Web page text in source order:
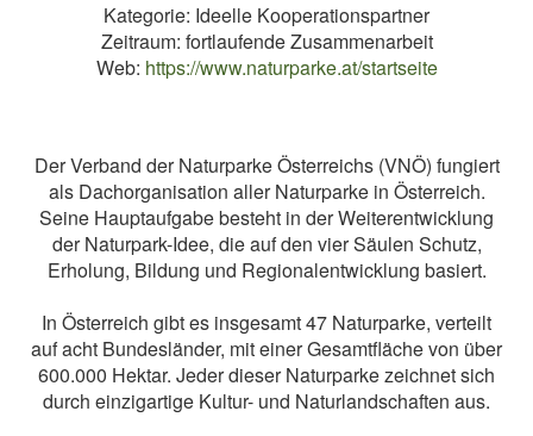
Kategorie: Ideelle Kooperationspartner
Zeitraum: fortlaufende Zusammenarbeit
Web: https://www.naturparke.at/startseite
Der Verband der Naturparke Österreichs (VNÖ) fungiert
als Dachorganisation aller Naturparke in Österreich.
Seine Hauptaufgabe besteht in der Weiterentwicklung
der Naturpark-Idee, die auf den vier Säulen Schutz,
Erholung, Bildung und Regionalentwicklung basiert.
In Österreich gibt es insgesamt 47 Naturparke, verteilt
auf acht Bundesländer, mit einer Gesamtfläche von über
600.000 Hektar. Jeder dieser Naturparke zeichnet sich
durch einzigartige Kultur- und Naturlandschaften aus.